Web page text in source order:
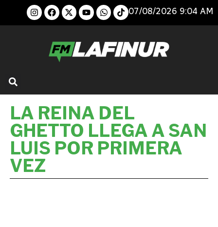
07/08/2026 9:04 AM
LA REINA DEL
GHETTO LLEGA A SAN
LUIS POR PRIMERA
VEZ